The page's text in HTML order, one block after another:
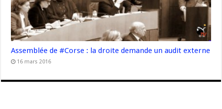
Assemblée de #Corse : la droite demande un audit externe
16 mars 2016